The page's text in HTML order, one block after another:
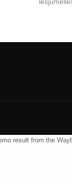
result from the